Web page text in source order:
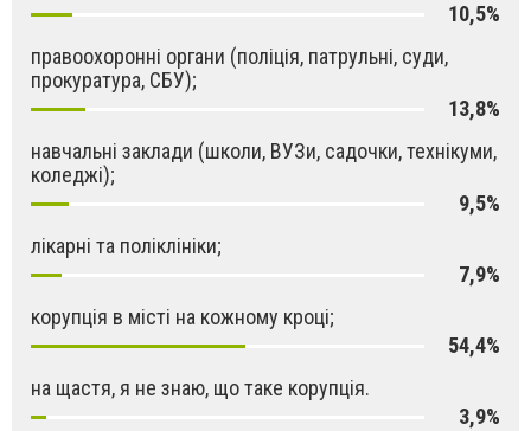
10,5%
правоохоронні органи (поліція, патрульні, суди,
прокуратура, СБУ);
13,8%
навчальні заклади (школи, ВУЗи, садочки, технікуми,
коледжі);
9,5%
лікарні та поліклініки;
7,9%
корупція в місті на кожному кроці;
54,4%
на щастя, я не знаю, що таке корупція.
3,9%